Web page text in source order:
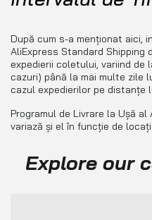
După cum s-a menționat aici,
AliExpress Standard Shipping
expedierii coletului, variind de
cazuri) până la mai multe zile
cazul expedierilor pe distanțe
Programul de Livrare la Ușă
variază și el în funcție de
Explore our